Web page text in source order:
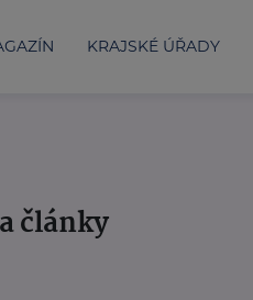
KRAJSKÉ ÚŘADY
články